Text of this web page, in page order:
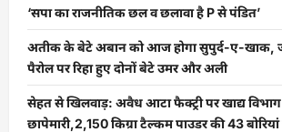
‘सपा का राजनीतिक छल व छलावा है P से पंडित’
अतीक के बेटे अबान को आज होगा सुपुर्द-ए-खाक,
पैरोल पर रिहा हुए दोनों बेटे उमर और अली
सेहत से खिलवाड़: अवैध आटा फैक्ट्री पर खाद्य
छापेमारी,2,150 किग्रा टैल्कम पाउडर की 43